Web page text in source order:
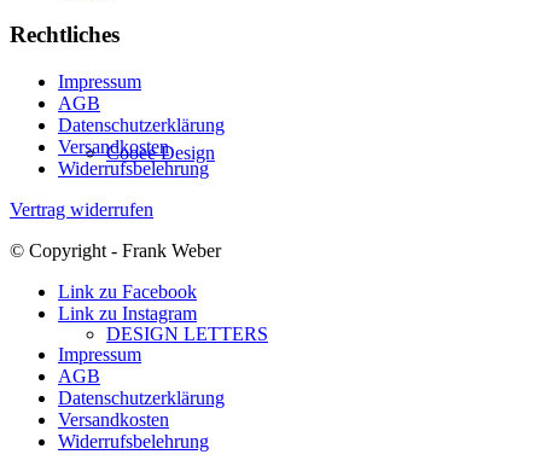
Cooee Design
DESIGN LETTERS
Rechtliches
Impressum
AGB
Datenschutzerklärung
Versandkosten
Widerrufsbelehrung
Vertrag widerrufen
© Copyright - Frank Weber
Link zu Facebook
Link zu Instagram
Impressum
AGB
Datenschutzerklärung
Versandkosten
Widerrufsbelehrung